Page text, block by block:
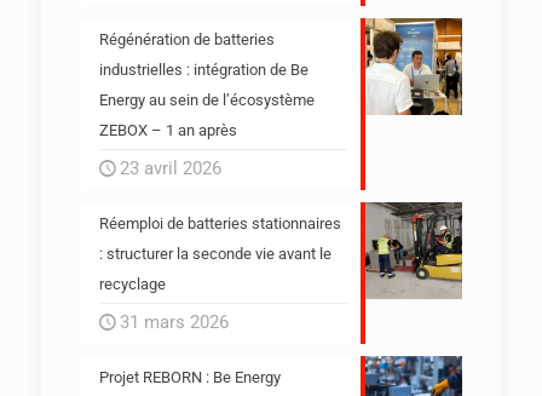
Régénération de batteries
industrielles : intégration de Be
Energy au sein de l’écosystème
ZEBOX – 1 an après
23 avril 2026
Réemploi de batteries stationnaires
: structurer la seconde vie avant le
recyclage
31 mars 2026
Projet REBORN : Be Energy